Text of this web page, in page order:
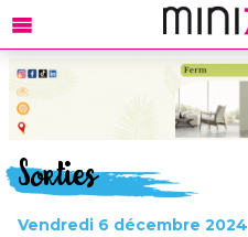
Sorties
Vendredi 6 décembre 2024